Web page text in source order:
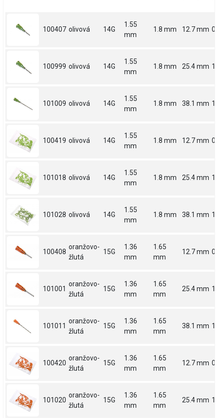
100407 olivová 14G
1.55
mm
1.8 mm 12.7 mm
100999 olivová 14G
1.55
mm
1.8 mm 25.4 mm 1
101009 olivová 14G
1.55
mm
1.8 mm 38.1 mm
100419 olivová 14G
1.55
mm
1.8 mm 12.7 mm
101018 olivová 14G
1.55
mm
1.8 mm 25.4 mm 1
101028 olivová 14G
1.55
mm
1.8 mm 38.1 mm
100408
oranžovo-
žlutá
15G
1.36
mm
1.65
mm
12.7 mm
101001
oranžovo-
žlutá
15G
1.36
mm
1.65
mm
25.4 mm 1
101011
oranžovo-
žlutá
15G
1.36
mm
1.65
mm
38.1 mm
100420
oranžovo-
žlutá
15G
1.36
mm
1.65
mm
12.7 mm
101020
oranžovo-
žlutá
15G
1.36
mm
1.65
mm
25.4 mm 1